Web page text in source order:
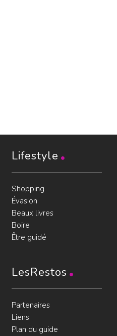
Lifestyle
Shopping
Évasion
Beaux livres
Boire
Être guidé
LesRestos
Partenaires
Liens
Plan du guide